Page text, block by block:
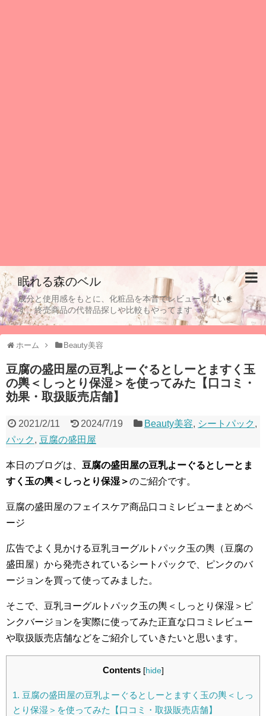
眠れる森のベル
成分と使用感をもとに、化粧品を本音でレビューしていま
す。終売商品の代替品探しや比較もやってます
ホーム Beauty美容
豆腐の盛田屋の豆乳よーぐるとしーとますく玉
の輿＜しっとり保湿＞を使ってみた【口コミ・
効果・取扱販売店舗】
2021/2/11 2024/7/19 Beauty美容, シートパック ,
パック , 豆腐の盛田屋
本日のブログは、 豆腐の盛田屋の豆乳よーぐるとしーとま
すく玉の輿＜しっとり保湿＞のご紹介です。
豆腐の盛田屋のフェイスケア商品口コミレビューまとめペ
ージ
広告でよく見かける豆乳ヨーグルトパック玉の輿（豆腐の
盛田屋）から発売されているシートパックで、ピンクのバ
ージョンを買って使ってみました。
そこで、豆乳ヨーグルトパック玉の輿＜しっとり保湿＞ピ
ンクバージョンを実際に使ってみた正直な口コミレビュー
や取扱販売店舗などをご紹介していきたいと思います。
Contents [hide]
1. 豆腐の盛田屋の豆乳よーぐるとしーとますく玉の輿＜しっ
とり保湿＞を使ってみた【口コミ・取扱販売店舗】